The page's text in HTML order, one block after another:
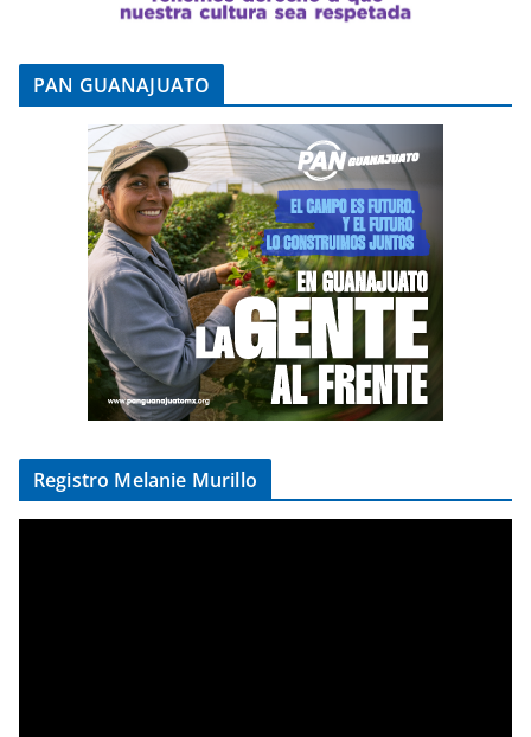
PAN GUANAJUATO
Registro Melanie Murillo